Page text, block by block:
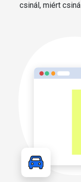
csinál, miért